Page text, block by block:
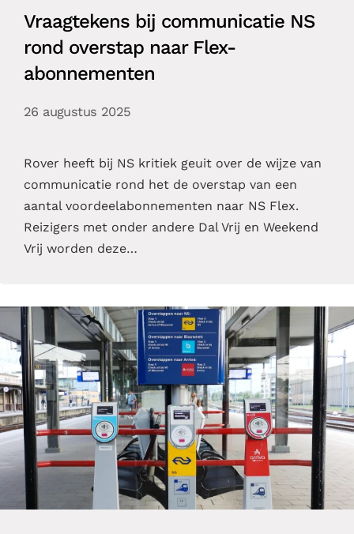
Vraagtekens bij communicatie NS
rond overstap naar Flex-
abonnementen
26 augustus 2025
Rover heeft bij NS kritiek geuit over de wijze van
communicatie rond het de overstap van een
aantal voordeelabonnementen naar NS Flex.
Reizigers met onder andere Dal Vrij en Weekend
Vrij worden deze…